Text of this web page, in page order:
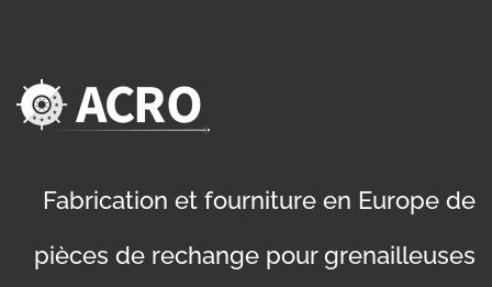
Fabrication et fourniture en Europe de
pièces de rechange pour grenailleuses